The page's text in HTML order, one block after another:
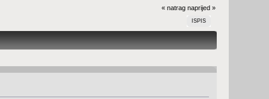
« natrag naprijed »
ISPIS